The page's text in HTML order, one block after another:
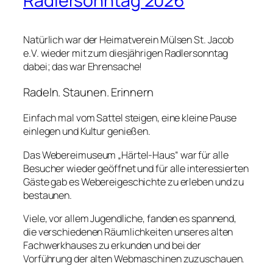
Natürlich war der Heimatverein Mülsen St. Jacob
e.V. wieder mit zum diesjährigen Radlersonntag
dabei; das war Ehrensache!
Radeln. Staunen. Erinnern
Einfach mal vom Sattel steigen, eine kleine Pause
einlegen und Kultur genießen.
Das Webereimuseum „Härtel-Haus“ war für alle
Besucher wieder geöffnet und für alle interessierten
Gäste gab es Webereigeschichte zu erleben und zu
bestaunen.
Viele, vor allem Jugendliche, fanden es spannend,
die verschiedenen Räumlichkeiten unseres alten
Fachwerkhauses zu erkunden und bei der
Vorführung der alten Webmaschinen zuzuschauen.